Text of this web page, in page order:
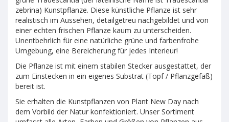
zebrina) Kunstpflanze. Diese künstliche Pflanze ist sehr
realistisch im Aussehen, detailgetreu nachgebildet und von
einer echten frischen Pflanze kaum zu unterscheiden.
Unentbehrlich für eine natürliche grüne und farbenfrohe
Umgebung, eine Bereicherung für jedes Interieur!
Die Pflanze ist mit einem stabilen Stecker ausgestattet, der
zum Einstecken in ein eigenes Substrat (Topf / Pflanzgefäß)
bereit ist.
Sie erhalten die Kunstpflanzen von Plant New Day nach
dem Vorbild der Natur konfektioniert. Unser Sortiment